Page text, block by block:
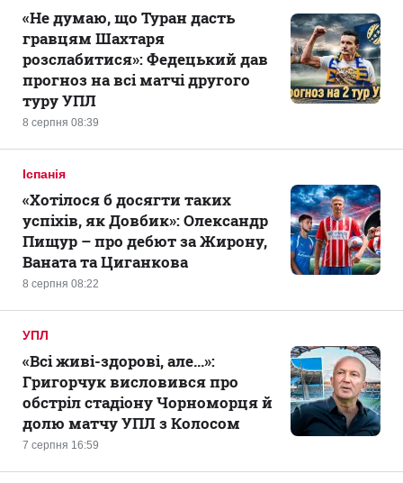
8 серпня 08:39
«Не думаю, що Туран дасть
гравцям Шахтаря
розслабитися»: Федецький дав
прогноз на всі матчі другого
туру УПЛ
Іспанія
8 серпня 08:22
«Хотілося б досягти таких
успіхів, як Довбик»: Олександр
Пищур – про дебют за Жирону,
Ваната та Циганкова
УПЛ
7 серпня 16:59
«Всі живі-здорові, але...»:
Григорчук висловився про
обстріл стадіону Чорноморця й
долю матчу УПЛ з Колосом